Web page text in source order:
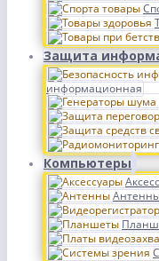
Защита
информационная
Компьютеры